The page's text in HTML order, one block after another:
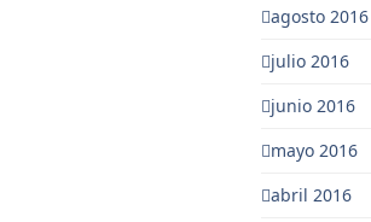
agosto 2016
julio 2016
junio 2016
mayo 2016
abril 2016